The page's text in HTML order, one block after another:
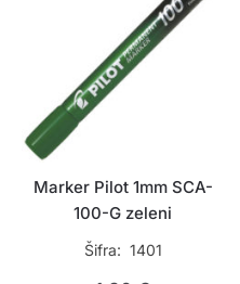
Marker Pilot 1mm SCA-
100-G zeleni
Šifra: 1401